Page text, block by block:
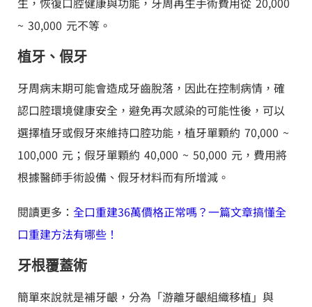
~ 30,000 元不等。
植牙、假牙
牙周病末期可能會造成牙齒脫落，因此在控制病情，確
認口腔環境健康安全，避免再次感染的可能性後，可以
選擇植牙或假牙來維持口腔功能，植牙單顆約 70,000 ~
100,000 元；假牙單顆約 40,000 ~ 50,000 元，費用將
根據醫師手術設備、假牙材料而有所增減。
閱讀更多： 全口重建36萬價格正常嗎？一篇文章搞懂全
口重建方法有哪些！
牙根覆蓋術
簡單來說就是補牙齦，分為「游離牙齦組織移植」與